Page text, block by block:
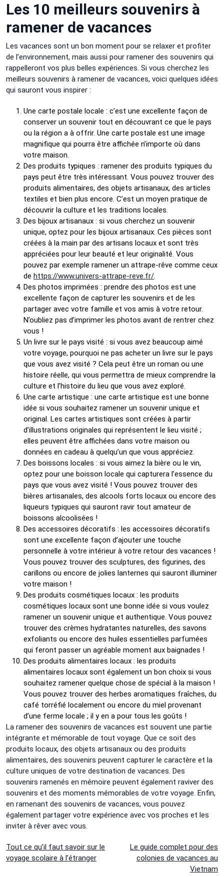
Les 10 meilleurs souvenirs à
ramener de vacances
Les vacances sont un bon moment pour se relaxer et profiter
de l’environnement, mais aussi pour ramener des souvenirs qui
rappelleront vos plus belles expériences. Si vous cherchez les
meilleurs souvenirs à ramener de vacances, voici quelques idées
qui sauront vous inspirer :
Une carte postale locale : c’est une excellente façon de
conserver un souvenir tout en découvrant ce que le pays
ou la région a à offrir. Une carte postale est une image
magnifique qui pourra être affichée n’importe où dans
votre maison.
Des produits typiques : ramener des produits typiques du
pays peut être très intéressant. Vous pouvez trouver des
produits alimentaires, des objets artisanaux, des articles
textiles et bien plus encore. C’est un moyen pratique de
découvrir la culture et les traditions locales.
Des bijoux artisanaux : si vous cherchez un souvenir
unique, optez pour les bijoux artisanaux. Ces pièces sont
créées à la main par des artisans locaux et sont très
appréciées pour leur beauté et leur originalité. Vous
pouvez par exemple ramener un attrape-rêve comme ceux
de https://www.univers-attrape-reve.fr/
Des photos imprimées : prendre des photos est une
excellente façon de capturer les souvenirs et de les
partager avec votre famille et vos amis à votre retour.
N’oubliez pas d’imprimer les photos avant de rentrer chez
vous !
Un livre sur le pays visité : si vous avez beaucoup aimé
votre voyage, pourquoi ne pas acheter un livre sur le pays
que vous avez visité ? Cela peut être un roman ou une
histoire réelle, qui vous permettra de mieux comprendre la
culture et l’histoire du lieu que vous avez exploré.
Une carte artistique : une carte artistique est une bonne
idée si vous souhaitez ramener un souvenir unique et
original. Les cartes artistiques sont créées à partir
d’illustrations originales qui représentent le lieu visité ;
elles peuvent être affichées dans votre maison ou
données en cadeau à quelqu’un que vous appréciez.
Des boissons locales : si vous aimez la bière ou le vin,
optez pour une boisson locale qui capturera l’essence du
pays que vous avez visité ! Vous pouvez trouver des
bières artisanales, des alcools forts locaux ou encore des
liqueurs typiques qui sauront ravir tout amateur de
boissons alcoolisées !
Des accessoires décoratifs : les accessoires décoratifs
sont une excellente façon d’ajouter une touche
personnelle à votre intérieur à votre retour des vacances !
Vous pouvez trouver des sculptures, des figurines, des
carillons ou encore de jolies lanternes qui sauront illuminer
votre maison !
Des produits cosmétiques locaux : les produits
cosmétiques locaux sont une bonne idée si vous voulez
ramener un souvenir unique et authentique. Vous pouvez
trouver des crèmes hydratantes naturelles, des savons
exfoliants ou encore des huiles essentielles parfumées
qui feront passer un agréable moment aux baignades !
Des produits alimentaires locaux : les produits
alimentaires locaux sont également un bon choix si vous
souhaitez ramener quelque chose de spécial à la maison !
Vous pouvez trouver des herbes aromatiques fraîches, du
café torréfié localement ou encore du miel provenant
d’une ferme locale ; il y en a pour tous les goûts !
La ramener des souvenirs de vacances est souvent une partie
intégrante et mémorable de tout voyage. Que ce soit des
produits locaux, des objets artisanaux ou des produits
alimentaires, des souvenirs peuvent capturer le caractère et la
culture uniques de votre destination de vacances. Des
souvenirs ramenés en mémoire peuvent également raviver des
souvenirs et des moments mémorables de votre voyage. Enfin,
en ramenant des souvenirs de vacances, vous pouvez
également partager votre expérience avec vos proches et les
inviter à rêver avec vous.
Navigation
de
Tout ce qu’il faut savoir sur le
voyage scolaire à l’étranger
Le guide complet pour des
colonies de vacances au
Vietnam